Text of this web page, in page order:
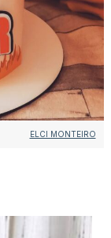
ELCI MONTEIRO